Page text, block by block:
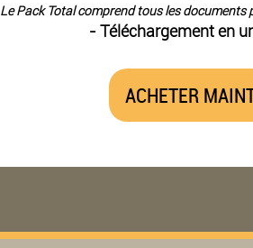
Le Pack Total comprend tous les documents
- Téléchargement en
ACHETER